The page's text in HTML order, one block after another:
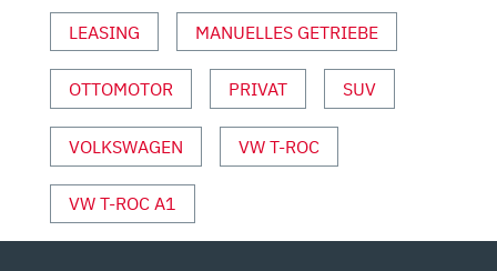
MOTOR
UND
SPORT“
VON
ANZEIGEN
LEASING MANUELLES GETRIEBE
OTTOMOTOR PRIVAT SUV
VOLKSWAGEN VW T-ROC
VW T-ROC A1